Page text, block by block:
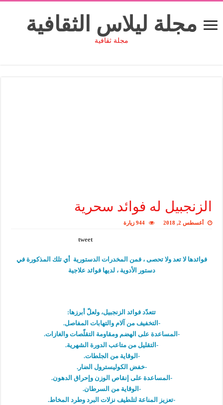
مجلة ليلاس الثقافية
مجلة ثقافية
الزنجبيل له فوائد سحرية
أغسطس 2, 2018 944 زيارة
tweet
فوائدها لا تعد ولا تحصى ، فمن المخدرات الدستورية أي تلك المذكورة في
دستور الأدوية ، لديها فوائد علاجية
تتعدّد فوائد الزنجبيل، ولعلّ أبرزها:
-التخفيف من آلام والتهابات المفاصل.
-المساعدة على الهضم ومقاومة التقلّصات والغازات.
-التقليل من متاعب الدورة الشهرية.
-الوقاية من الجلطات.
-خفض الكوليسترول الضار.
-المساعدة على إنقاص الوزن وإحراق الدهون.
-الوقاية من السرطان.
-تعزيز المناعة لتلطيف نزلات البرد وطرد المخاط.